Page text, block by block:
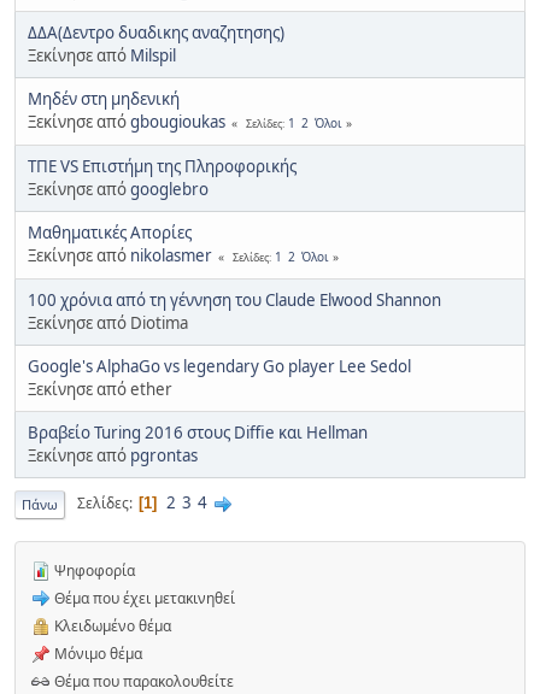
ΔΔΑ(Δεντρο δυαδικης αναζητησης)
Ξεκίνησε από Milspil
Μηδέν στη μηδενική
Ξεκίνησε απόgbougioukas Σελίδες 1 2 Όλοι
ΤΠΕ VS Επιστήμη της Πληροφορικής
Ξεκίνησε απόgooglebro
Μαθηματικές Απορίες
Ξεκίνησε από nikolasmer Σελίδες 1 2 Όλοι
100 χρόνια από τη γέννηση του Claude Elwood Shannon
Ξεκίνησε από Diotima
Google's AlphaGo vs legendary Go player Lee Sedol
Ξεκίνησε από ether
Βραβείο Turing 2016 στους Diffie και Hellman
Ξεκίνησε από pgrontas
Πάνω Σελίδες 1 2 3 4
Ψηφοφορία
Θέμα που έχει μετακινηθεί
Κλειδωμένο θέμα
Μόνιμο θέμα
Θέμα που παρακολουθείτε